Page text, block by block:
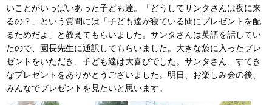
いことがいっぱいあった子ども達。「どうしてサンタさんは夜に来
るの？」という質問には「子ども達が寝ている間にプレゼントを配
るためだよ」と教えてもらいました。サンタさんは英語を話してい
たので、園長先生に通訳してもらいました。大きな袋に入ったプレ
ゼントをいただき、子ども達は大喜びでした。サンタさん、すてき
なプレゼントをありがとうございました。明日、お楽しみ会の後、
みんなでプレゼントを見たいと思います。